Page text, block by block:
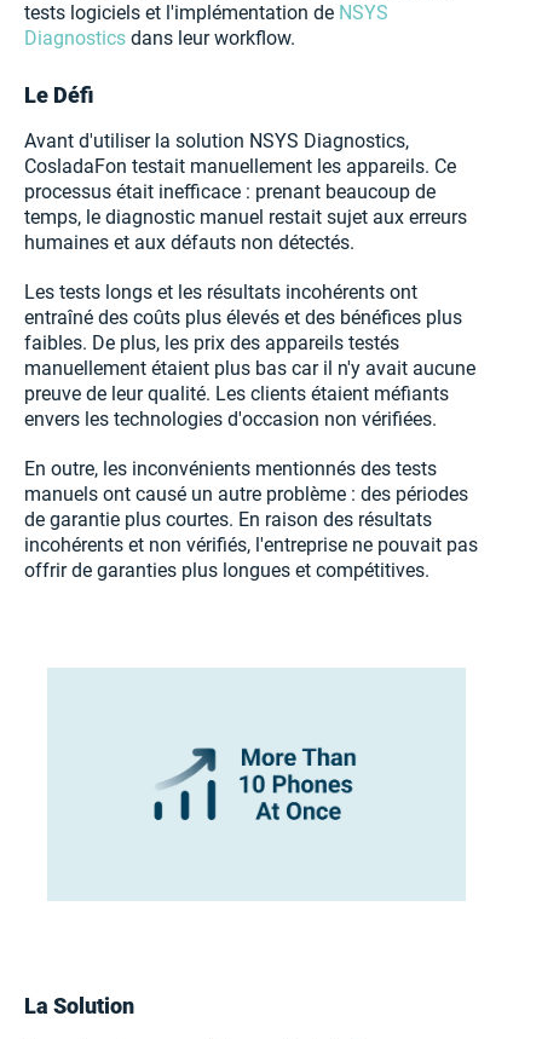
tests logiciels et l'implémentation de NSYS
Diagnostics dans leur workflow.
Le Défi
Avant d'utiliser la solution NSYS Diagnostics,
CosladaFon testait manuellement les appareils. Ce
processus était inefficace : prenant beaucoup de
temps, le diagnostic manuel restait sujet aux erreurs
humaines et aux défauts non détectés.
Les tests longs et les résultats incohérents ont
entraîné des coûts plus élevés et des bénéfices plus
faibles. De plus, les prix des appareils testés
manuellement étaient plus bas car il n'y avait aucune
preuve de leur qualité. Les clients étaient méfiants
envers les technologies d'occasion non vérifiées.
En outre, les inconvénients mentionnés des tests
manuels ont causé un autre problème : des périodes
de garantie plus courtes. En raison des résultats
incohérents et non vérifiés, l'entreprise ne pouvait pas
offrir de garanties plus longues et compétitives.
La Solution